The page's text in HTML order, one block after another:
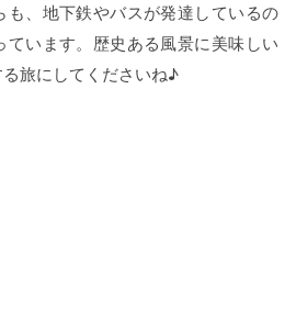
も、地下鉄やバスが発達しているの
ています。歴史ある風景に美味しい
旅にしてくださいね♪